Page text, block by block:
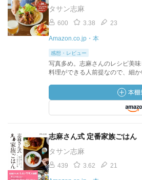
タサン志麻
600 3.38 23
Amazon.co.jp・本
感想・レビュー
写真多め。志麻さんのレシピ美
料理ができる人前提なので、細か
志麻さん式 定番家族ごはん
タサン志麻
439 3.62 21